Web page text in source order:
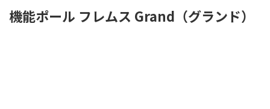
機能ポール フレムス Grand（グランド）